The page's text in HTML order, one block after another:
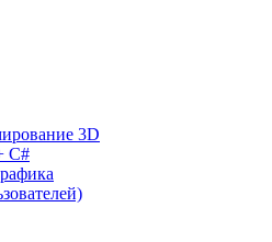
3D
C#